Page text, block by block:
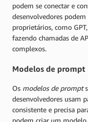
podem se conectar e
desenvolvedores
proprietários, como
fazendo chamadas de
complexos.
Modelos de prompt
Os modelos de prompt
desenvolvedores usam
consistente e precisa
podem criar um